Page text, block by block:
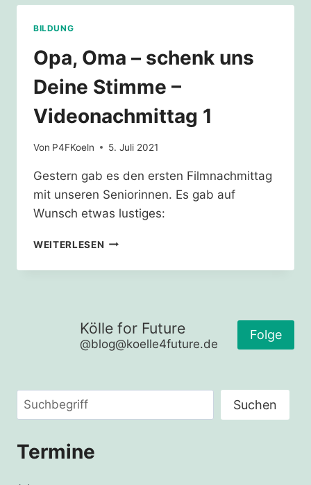
UNS
VIDEONACHMITTAG
2
BILDUNG
Opa, Oma – schenk uns
Deine Stimme –
Videonachmittag 1
Von P4FKoeln 5. Juli 2021
Gestern gab es den ersten Filmnachmittag
mit unseren Seniorinnen. Es gab auf
Wunsch etwas lustiges:
WEITERLESEN OPA,
–
STIMME
–
Kölle for Future
@blog@koelle4future.de
Folge
Suchen Suchen
Termine